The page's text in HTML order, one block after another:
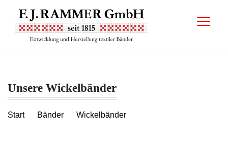
Unsere Wickelbänder
Start Bänder Wickelbänder